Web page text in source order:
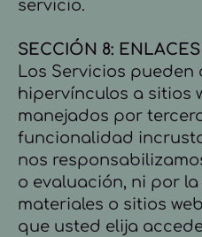
servicio.
SECCIÓN 8:
Los Servicios
hipervínculos a sitios
manejados por
funcionalidad
nos
o evaluación, ni por
materiales o sitios
que usted elija